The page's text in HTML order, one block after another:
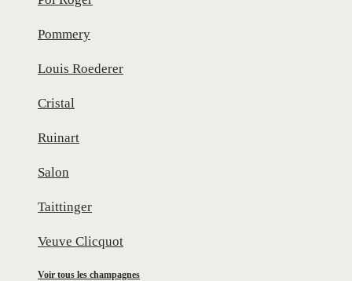
Pommery
Louis Roederer
Cristal
Ruinart
Salon
Taittinger
Veuve Clicquot
Voir tous les champagnes